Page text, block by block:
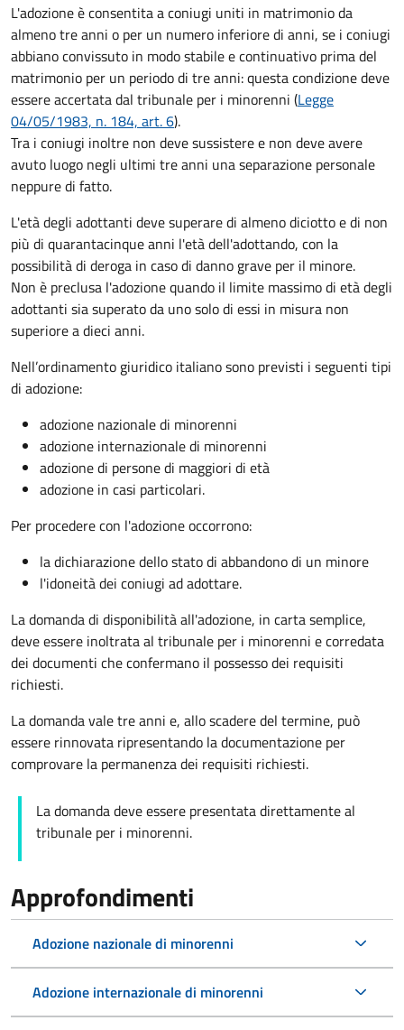
L'adozione è consentita a coniugi uniti in matrimonio da
almeno tre anni o per un numero inferiore di anni, se i coniugi
abbiano convissuto in modo stabile e continuativo prima del
matrimonio per un periodo di tre anni: questa condizione deve
essere accertata dal tribunale per i minorenni (Legge
04/05/1983, n. 184, art. 6).
Tra i coniugi inoltre non deve sussistere e non deve avere
avuto luogo negli ultimi tre anni una separazione personale
neppure di fatto.
L'età degli adottanti deve superare di almeno diciotto e di non
più di quarantacinque anni l'età dell'adottando, con la
possibilità di deroga in caso di danno grave per il minore.
Non è preclusa l'adozione quando il limite massimo di età degli
adottanti sia superato da uno solo di essi in misura non
superiore a dieci anni.
Nell’ordinamento giuridico italiano sono previsti i seguenti tipi
di adozione:
adozione nazionale di minorenni
adozione internazionale di minorenni
adozione di persone di maggiori di età
adozione in casi particolari.
Per procedere con l'adozione occorrono:
la dichiarazione dello stato di abbandono di un minore
l'idoneità dei coniugi ad adottare.
La domanda di disponibilità all'adozione, in carta semplice,
deve essere inoltrata al tribunale per i minorenni e corredata
dei documenti che confermano il possesso dei requisiti
richiesti.
La domanda vale tre anni e, allo scadere del termine, può
essere rinnovata ripresentando la documentazione per
comprovare la permanenza dei requisiti richiesti.
La domanda deve essere presentata direttamente al
tribunale per i minorenni.
Approfondimenti
Adozione nazionale di minorenni
Adozione internazionale di minorenni